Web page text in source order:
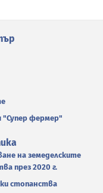
"Супер фермер"
на земеделските
през 2020 г.
стопанства